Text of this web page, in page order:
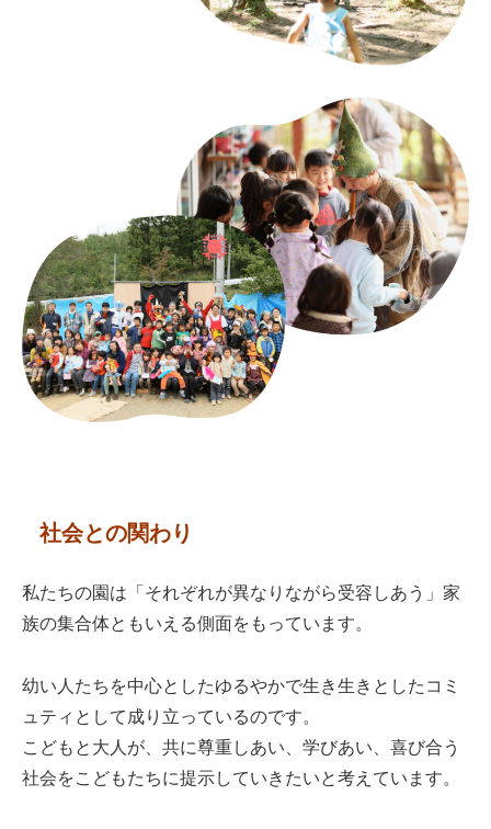
社会との関わり
私たちの園は「それぞれが異なりながら受容しあう」家
族の集合体ともいえる側面をもっています。
幼い人たちを中心としたゆるやかで生き生きとしたコミ
ュティとして成り立っているのです。
こどもと大人が、共に尊重しあい、学びあい、喜び合う
社会をこどもたちに提示していきたいと考えています。